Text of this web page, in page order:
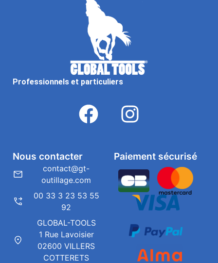
Professionnels et particuliers
Paiement sécurisé
Nous contacter
contact@gt-
outillage.com
00 33 3 23 53 55
92
GLOBAL-TOOLS
1 Rue Lavoisier
02600 VILLERS
COTTERETS